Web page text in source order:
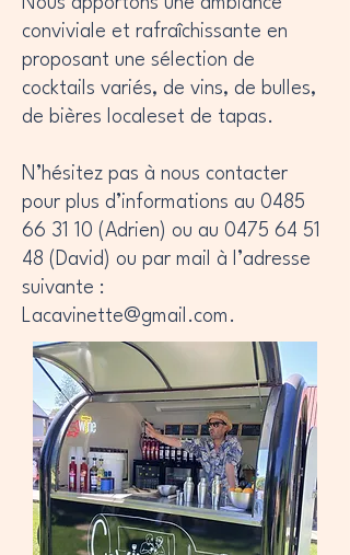
conviviale et rafraîchissante en
proposant une sélection de
cocktails variés, de vins, de bulles,
de bières localeset de tapas.
N’hésitez pas à nous contacter
pour plus d’informations au 0485
66 31 10 (Adrien) ou au 0475 64 51
48 (David) ou par mail à l’adresse
suivante :
Lacavinette@gmail.com .